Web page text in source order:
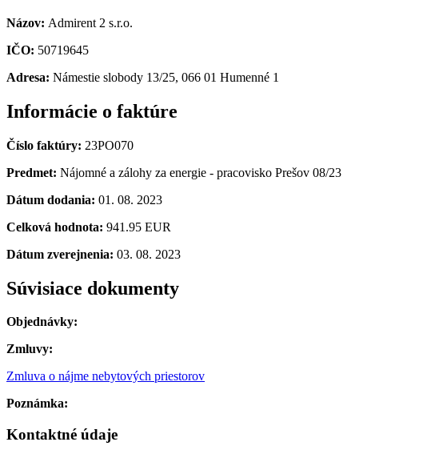
Názov: Admirent 2 s.r.o.
IČO: 50719645
Adresa: Námestie slobody 13/25, 066 01 Humenné 1
Informácie o faktúre
Číslo faktúry: 23PO070
Predmet: Nájomné a zálohy za energie - pracovisko Prešov 08/23
Dátum dodania: 01. 08. 2023
Celková hodnota: 941.95 EUR
Dátum zverejnenia: 03. 08. 2023
Súvisiace dokumenty
Objednávky:
Zmluvy:
Zmluva o nájme nebytových priestorov
Poznámka:
Kontaktné údaje